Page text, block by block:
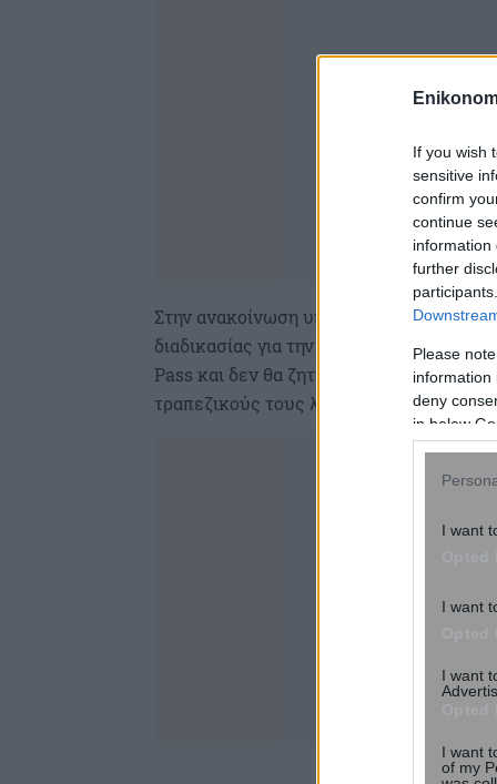
If you wish
sensitive
confirm
continue
information
further
Please
information
deny
in below
I want
I want
I want
I want
of my
Στην ανακοίνωση υπογραμμίζεται,
διαδικασίας για την πίστωση των
Pass και δεν θα ζητήσει ποτέ από τους
τραπεζικούς τους λογαριασμούς (e-